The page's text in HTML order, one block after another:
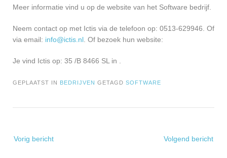
Meer informatie vind u op de website van het Software bedrijf.
Neem contact op met Ictis via de telefoon op: 0513-629946. Of
via email: info@ictis.nl . Of bezoek hun website:
Je vind Ictis op: 35 /B 8466 SL in .
GEPLAATST IN BEDRIJVEN GETAGD SOFTWARE
navigatie
Vorig bericht Volgend bericht